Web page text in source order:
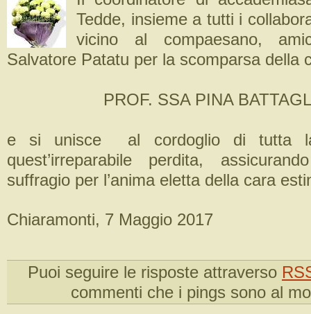
Tedde, insieme a tutti i
vicino al compaesano,
Salvatore Patatu per la scomparsa della
PROF. SSA PINA
e si unisce al cordoglio di tutta
quest’irreparabile perdita,
suffragio per l’anima eletta della cara
Chiaramonti, 7 Maggio 2017
Puoi seguire le risposte attraverso
commenti che i pings sono al